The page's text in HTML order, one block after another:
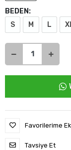
BEDEN:
S
M L
Favorilerime
Tavsiye Et